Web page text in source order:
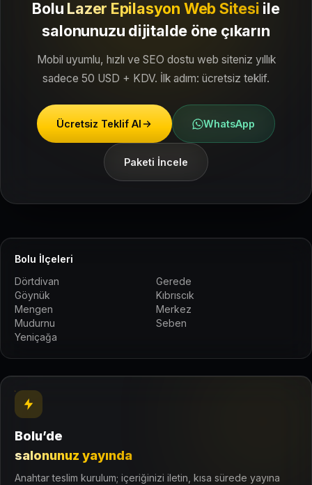
Bolu Lazer Epilasyon Web Sitesi ile
salonunuzu dijitalde öne çıkarın
Mobil uyumlu, hızlı ve SEO dostu web siteniz yıllık
sadece 50 USD + KDV. İlk adım: ücretsiz teklif.
Ücretsiz Teklif Al WhatsApp
Paketi İncele
Bolu İlçeleri
Dörtdivan
Gerede
Göynük
Kıbrıscık
Mengen
Merkez
Mudurnu
Seben
Yeniçağa
Bolu’de
salonunuz yayında
Anahtar teslim kurulum; içeriğinizi iletin, kısa sürede yayına